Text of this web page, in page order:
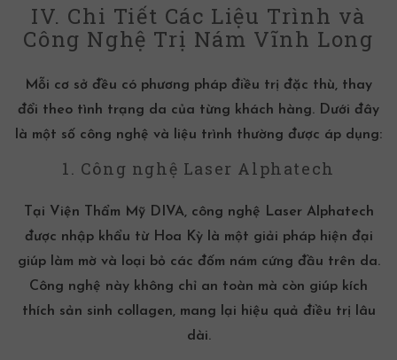
IV. Chi Tiết Các Liệu Trình và
Công Nghệ Trị Nám Vĩnh Long
Mỗi cơ sở đều có phương pháp điều trị đặc thù, thay
đổi theo tình trạng da của từng khách hàng. Dưới đây
là một số công nghệ và liệu trình thường được áp dụng:
1. Công nghệ Laser Alphatech
Tại Viện Thẩm Mỹ DIVA, công nghệ Laser Alphatech
được nhập khẩu từ Hoa Kỳ là một giải pháp hiện đại
giúp làm mờ và loại bỏ các đốm nám cứng đầu trên da.
Công nghệ này không chỉ an toàn mà còn giúp kích
thích sản sinh collagen, mang lại hiệu quả điều trị lâu
dài.